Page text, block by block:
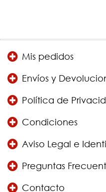
Mis pedidos
Envíos y
Política de
Condiciones
Aviso Legal e
Preguntas
Contacto